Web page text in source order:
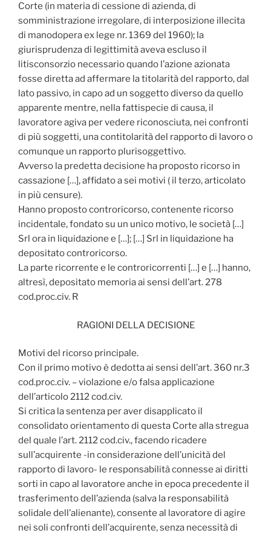
Corte (in materia di cessione di azienda, di
somministrazione irregolare, di interposizione illecita
di manodopera ex lege nr. 1369 del 1960); la
giurisprudenza di legittimità aveva escluso il
litisconsorzio necessario quando l’azione azionata
fosse diretta ad affermare la titolarità del rapporto, dal
lato passivo, in capo ad un soggetto diverso da quello
apparente mentre, nella fattispecie di causa, il
lavoratore agiva per vedere riconosciuta, nei confronti
di più soggetti, una contitolarità del rapporto di lavoro o
comunque un rapporto plurisoggettivo.
Avverso la predetta decisione ha proposto ricorso in
cassazione […], affidato a sei motivi ( il terzo, articolato
in più censure).
Hanno proposto controricorso, contenente ricorso
incidentale, fondato su un unico motivo, le società […]
Srl ora in liquidazione e […]; […] Srl in liquidazione ha
depositato controricorso.
La parte ricorrente e le controricorrenti […] e […] hanno,
altresì, depositato memoria ai sensi dell’art. 278
cod.proc.civ. R
RAGIONI DELLA DECISIONE
Motivi del ricorso principale.
Con il primo motivo è dedotta ai sensi dell’art. 360 nr.3
cod.proc.civ. – violazione e/o falsa applicazione
dell’articolo 2112 cod.civ.
Si critica la sentenza per aver disapplicato il
consolidato orientamento di questa Corte alla stregua
del quale l’art. 2112 cod.civ., facendo ricadere
sull’acquirente -in considerazione dell’unicità del
rapporto di lavoro- le responsabilità connesse ai diritti
sorti in capo al lavoratore anche in epoca precedente il
trasferimento dell’azienda (salva la responsabilità
solidale dell’alienante), consente al lavoratore di agire
nei soli confronti dell’acquirente, senza necessità di